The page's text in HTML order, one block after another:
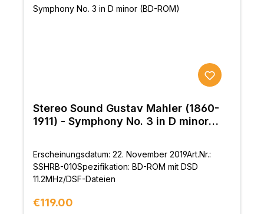
Stereo Sound Gustav Mahler (1860-
1911) - Symphony No. 3 in D minor
Erscheinungsdatum: 22. November 2019Art.Nr.:
SSHRB-010Spezifikation: BD-ROM mit DSD
11.2MHz/DSF-Dateien
Regular price:
€119.00